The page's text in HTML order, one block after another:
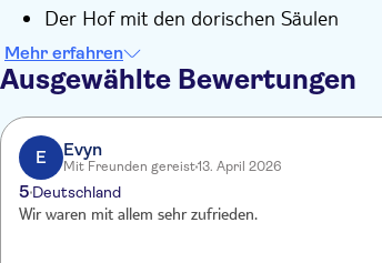
Der Hof mit den dorischen Säulen
Die architektonischen Vogelnester
Die gewundene Bank
Dekorative Terrassenwege
Das Aquädukt
Den Pavillon und vieles mehr...
Mehr erfahren
Ausgewählte Bewertungen
E Evyn
Mit Freunden gereist13. April 2026
5 Deutschland
Wir waren mit allem sehr zufrieden.